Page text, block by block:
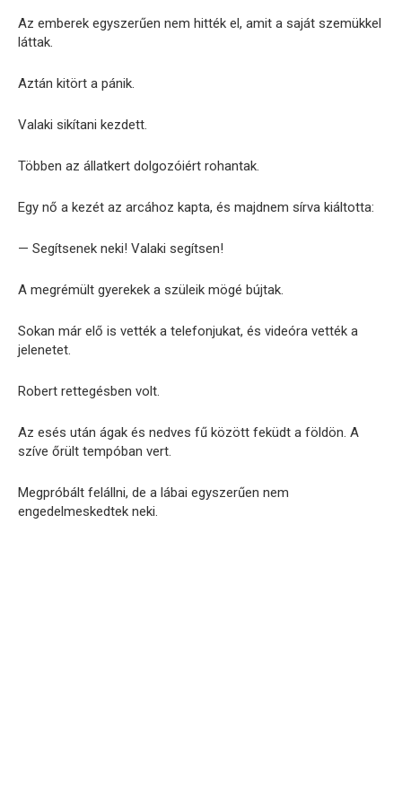
Az emberek egyszerűen nem hitték el, amit a saját szemükkel
láttak.
Aztán kitört a pánik.
Valaki sikítani kezdett.
Többen az állatkert dolgozóiért rohantak.
Egy nő a kezét az arcához kapta, és majdnem sírva kiáltotta:
— Segítsenek neki! Valaki segítsen!
A megrémült gyerekek a szüleik mögé bújtak.
Sokan már elő is vették a telefonjukat, és videóra vették a
jelenetet.
Robert rettegésben volt.
Az esés után ágak és nedves fű között feküdt a földön. A
szíve őrült tempóban vert.
Megpróbált felállni, de a lábai egyszerűen nem
engedelmeskedtek neki.